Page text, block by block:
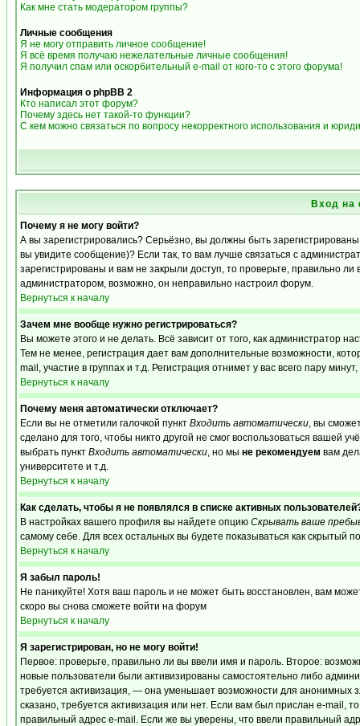
Как мне стать модератором группы?
Личные сообщения
Я не могу отправить личное сообщение!
Я всё время получаю нежелательные личные сообщения!
Я получил спам или оскорбительный e-mail от кого-то с этого форума!
Информация о phpBB 2
Кто написал этот форум?
Почему здесь нет такой-то функции?
С кем можно связаться по вопросу некорректного использования и
Вход на
Почему я не могу войти?
А вы зарегистрировались? Серьёзно, вы должны быть
вы увидите сообщение)? Если так, то вам лучше связаться с
зарегистрированы и вам не закрыли доступ, то проверьте, правильно
администратором, возможно, он неправильно настроил форум.
Вернуться к началу
Зачем мне вообще нужно регистрироваться?
Вы можете этого и не делать. Всё зависит от того, как администратор
Тем не менее, регистрация дает вам дополнительные возможности,
mail, участие в группах и т.д. Регистрация отнимет у вас всего пару
Вернуться к началу
Почему меня автоматически отключает?
Если вы не отметили галочкой пункт Входить автоматически, вы
сделано для того, чтобы никто другой не смог воспользоваться вашей
выбрать пункт Входить автоматически, но мы не рекомендуем вам
университете и т.д.
Вернуться к началу
Как сделать, чтобы я не появлялся в списке активных
В настройках вашего профиля вы найдете опцию Скрывать ваше
самому себе. Для всех остальных вы будете показываться как скрытый
Вернуться к началу
Я забыл пароль!
Не паникуйте! Хотя ваш пароль и не может быть восстановлен, вам
скоро вы снова сможете войти на форум
Вернуться к началу
Я зарегистрирован, но не могу войти!
Первое: проверьте, правильно ли вы ввели имя и пароль. Второе:
новые пользователи были активизированы самостоятельно либо
требуется активизация, — она уменьшает возможности для анонимных
сказано, требуется активизация или нет. Если вам был прислан e-mail,
правильный адрес e-mail. Если же вы уверены, что ввели правильный